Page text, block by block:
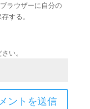
ラウザーに自分の
する。
い。